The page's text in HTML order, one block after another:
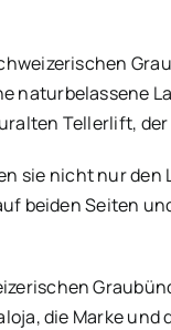
naturbelassene
Tellerlift,
sie nicht nur
beiden Seiten
die Marke